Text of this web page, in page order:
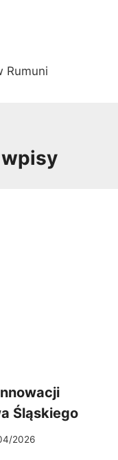
Rumuni
Śląskiego
2026